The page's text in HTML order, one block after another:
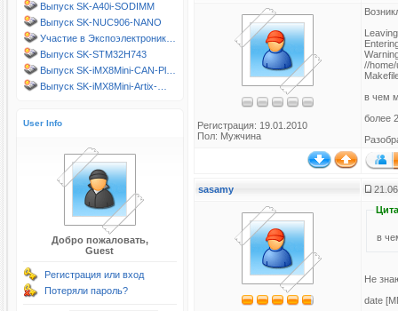
Выпуск SK-A40i-SODIMM
Выпуск SK-NUC906-NANO
Участие в Экспоэлектроник…
Выпуск SK-STM32H743
Выпуск SK-iMX8Mini-CAN-Pl…
Выпуск SK-iMX8Mini-Artix-…
User Info
Добро пожаловать,
Guest
Регистрация или вход
Потеряли пароль?
Регистрация: 19.01.2010
Пол: Мужчина
//
в чем
более
sasamy
в
Не
date